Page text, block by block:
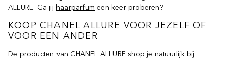
ALLURE. Ga jij haarparfum een keer proberen?
KOOP CHANEL ALLURE VOOR JEZELF OF
VOOR EEN ANDER
De producten van CHANEL ALLURE shop je natuurlijk bij